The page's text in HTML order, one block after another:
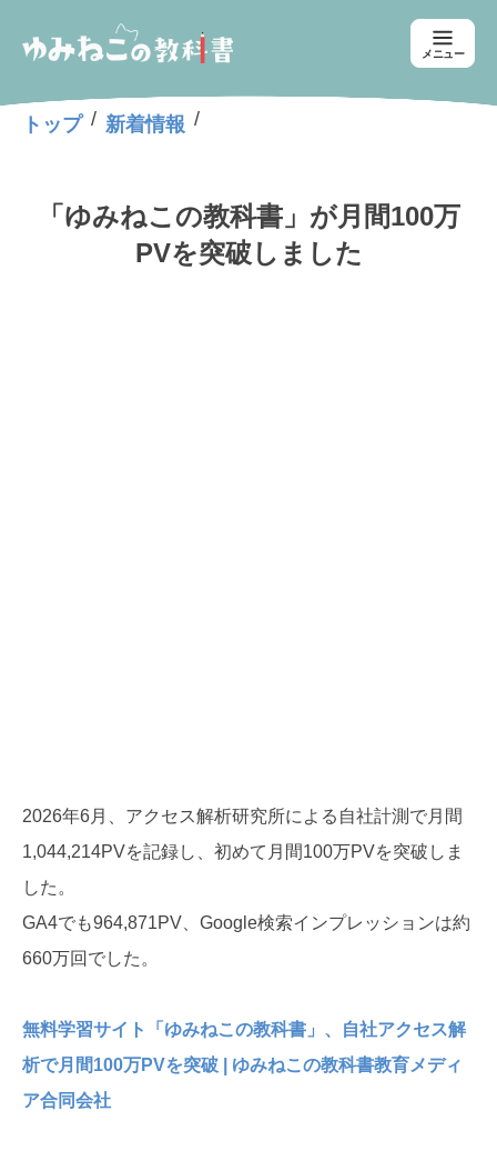
メニュー
トップ / 新着情報 /
「ゆみねこの教科書」が月間100万
PVを突破しました
2026年6月、アクセス解析研究所による自社計測で月間
1,044,214PVを記録し、初めて月間100万PVを突破しま
した。
GA4でも964,871PV、Google検索インプレッションは約
660万回でした。
無料学習サイト「ゆみねこの教科書」、自社アクセス解
析で月間100万PVを突破 | ゆみねこの教科書教育メディ
ア合同会社